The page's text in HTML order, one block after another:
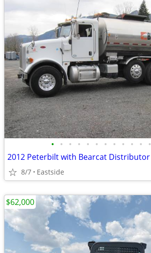
• • • • • • • • • • • •
2012 Peterbilt with Bearcat Distributor
8/7 Eastside
$62,000